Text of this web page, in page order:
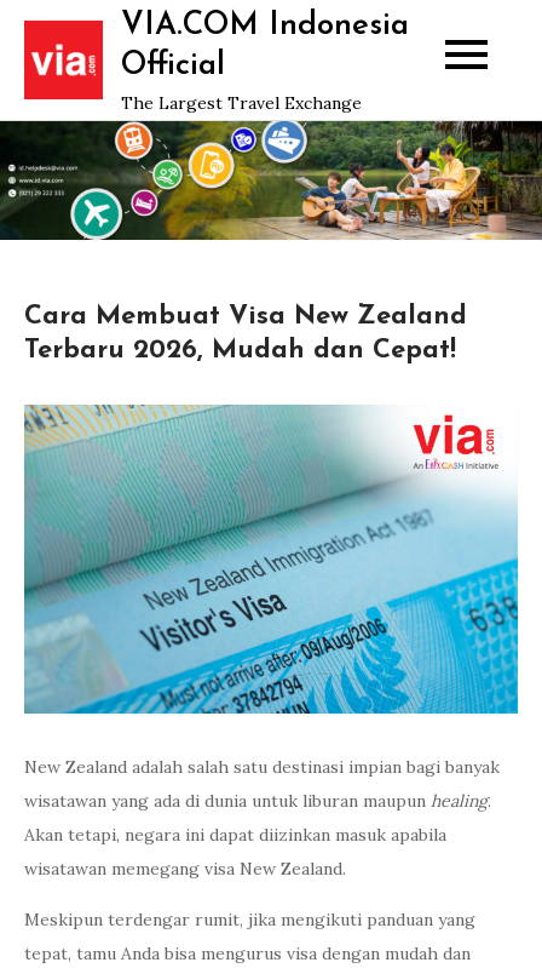
Skip
content
VIA.COM Indonesia
Official
The Largest Travel Exchange
Cara Membuat Visa New Zealand
Terbaru 2026, Mudah dan Cepat!
New Zealand adalah salah satu destinasi impian bagi banyak
wisatawan yang ada di dunia untuk liburan maupun healing.
Akan tetapi, negara ini dapat diizinkan masuk apabila
wisatawan memegang visa New Zealand.
Meskipun terdengar rumit, jika mengikuti panduan yang
tepat, tamu Anda bisa mengurus visa dengan mudah dan